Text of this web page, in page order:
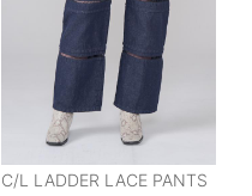
C/L LADDER LACE PANTS